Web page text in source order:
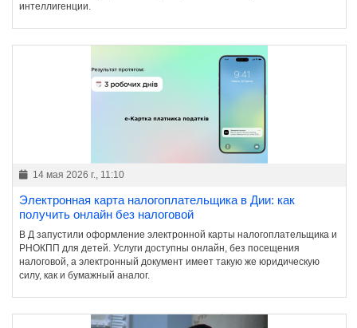
интеллигенции.
14 мая 2026 г., 11:10
Электронная карта налогоплательщика в Дии: как
получить онлайн без налоговой
В Д запустили оформление электронной карты налогоплательщика и
РНОКПП для детей. Услуги доступны онлайн, без посещения
налоговой, а электронный документ имеет такую же юридическую
силу, как и бумажный аналог.